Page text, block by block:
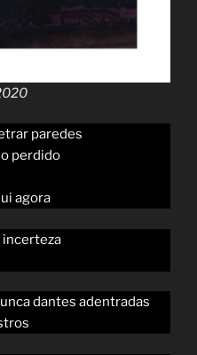
paredes
perdido
agora
incerteza
dantes adentradas